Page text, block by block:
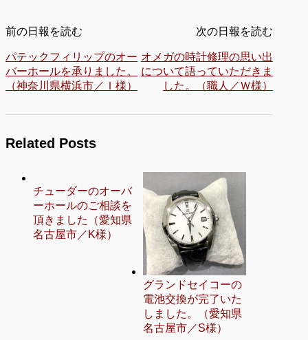
前の日報を読む
パテックフィリップのオー
バーホールを承りました。
（神奈川県横浜市／Ｉ様）
次の日報を読む
オメガの時計修理の思い出
について語っていただきま
した。（職人／Ｗ様）
Related Posts
チューダーのオーバ
ーホールのご相談を
頂きました（愛知県
名古屋市／K様）
グランドセイコーの
電池交換が完了いた
しました。（愛知県
名古屋市／S様）